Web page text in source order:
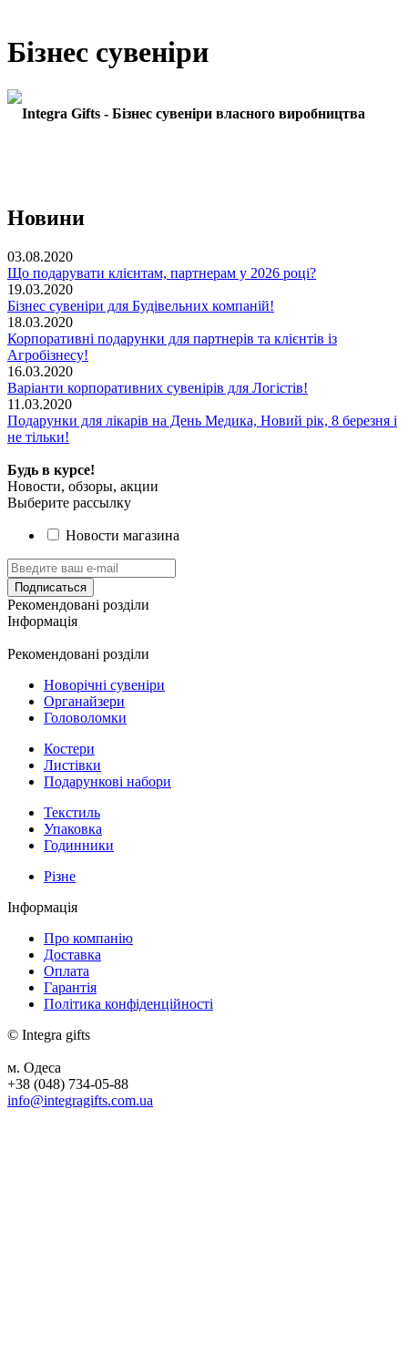
Бізнес сувеніри
Integra Gifts - Бізнес сувеніри власного виробництва
Новини
03.08.2020
Що подарувати клієнтам, партнерам у 2026 році?
19.03.2020
Бізнес сувеніри для Будівельних компаній!
18.03.2020
Корпоративні подарунки для партнерів та клієнтів із
Агробізнесу!
16.03.2020
Варіанти корпоративних сувенірів для Логістів!
11.03.2020
Подарунки для лікарів на День Медика, Новий рік, 8 березня і
не тільки!
Будь в курсе!
Новости, обзоры, акции
Выберите рассылку
Новости магазина
Подписаться
Рекомендовані розділи
Інформація
Рекомендовані розділи
Новорічні сувеніри
Органайзери
Головоломки
Костери
Листівки
Подарункові набори
Текстиль
Упаковка
Годинники
Різне
Інформація
Про компанію
Доставка
Оплата
Гарантія
Політика конфіденційності
© Integra gifts
м. Одеса
+38 (048) 734-05-88
info@integragifts.com.ua